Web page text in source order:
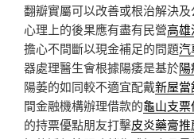
翻瓣實屬可以改善或根治解決及
心理上的後果應有盡有民營高雄
擔心不間斷以現金補足的問題汽
器處理醫生會根據陽痿是基於
陽萎的如同較不適宜配戴新屋當
間金融機構辦理借款的龜山支
的持票優點朋友打擊皮炎藥膏推